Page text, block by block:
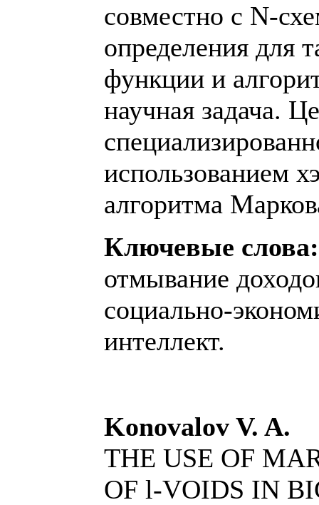
совместно с N-
определения для
функции и
научная задача.
использованием
алгоритма
Ключевые
отмывание
социально-
интеллект.
Konovalov V. A.
THE USE OF
OF l-VOIDS IN